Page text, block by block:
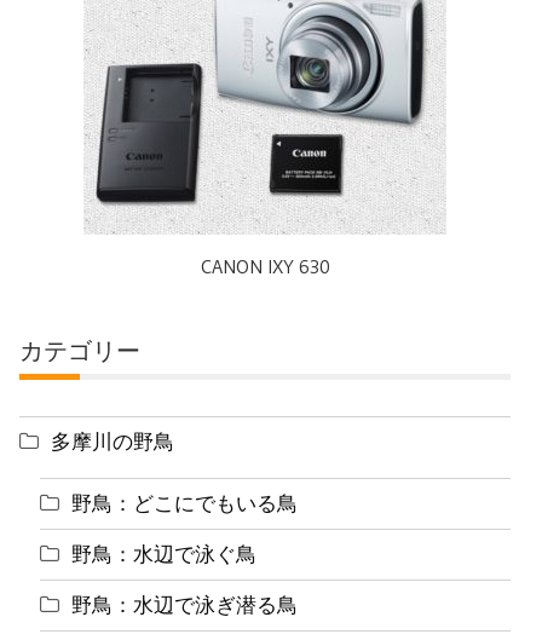
CANON IXY 630
カテゴリー
多摩川の野鳥
野鳥：どこにでもいる鳥
野鳥：水辺で泳ぐ鳥
野鳥：水辺で泳ぎ潜る鳥